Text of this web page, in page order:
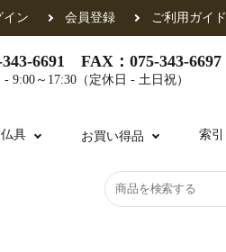
イン 会員登録 ご利用ガイド
6691 FAX：075-343-6697
9:00～17:30（定休日 - 土日祝）
各派共通
具 お買い得品 索引